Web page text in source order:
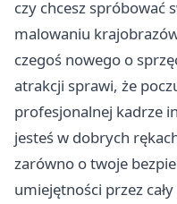
czy chcesz spróbować
malowaniu
czegoś nowego o
atrakcji sprawi, że
profesjonalnej kadrze
jesteś w dobrych
zarówno o twoje
umiejętności przez